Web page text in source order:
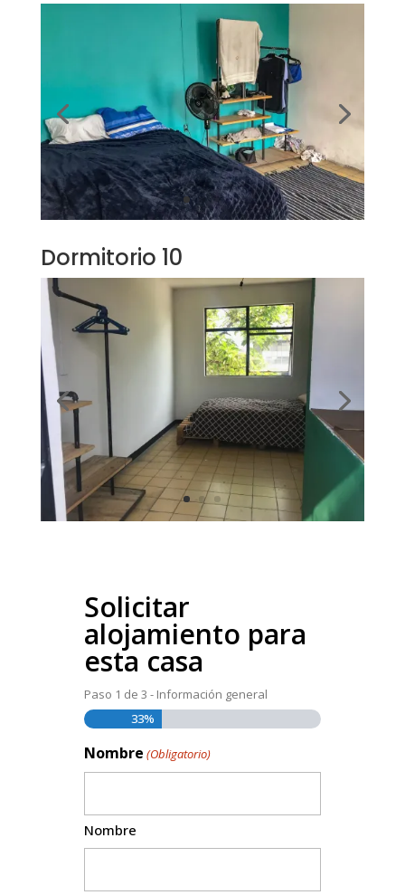
Dormitorio 10
Solicitar
alojamiento para
esta casa
Paso 1 de 3 - Información general
33%
Nombre (Obligatorio)
Nombre